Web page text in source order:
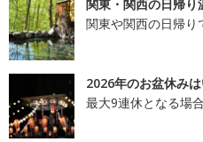
関東・関西の日帰り
関東や関西の日帰り
2026年のお盆休み
最大9連休となる場